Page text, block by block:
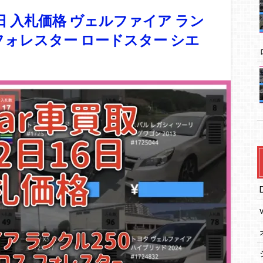
入札価格 ヴェルファイア ラン
レスター ロードスター シエ